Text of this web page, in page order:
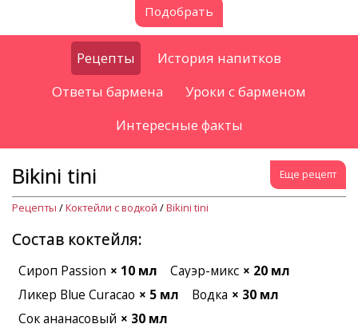
Подобрать
Рецепты
История напитков
Ответы бармена
Уроки с барменом
Интересные факты
Еще рецепт
Bikini tini
Рецепты /Коктейли с водкой /Bikini tini
Состав коктейля:
Сироп Passion × 10 мл Сауэр-микс × 20 мл
Ликер Blue Curacao × 5 мл Водка × 30 мл
Сок ананасовый × 30 мл